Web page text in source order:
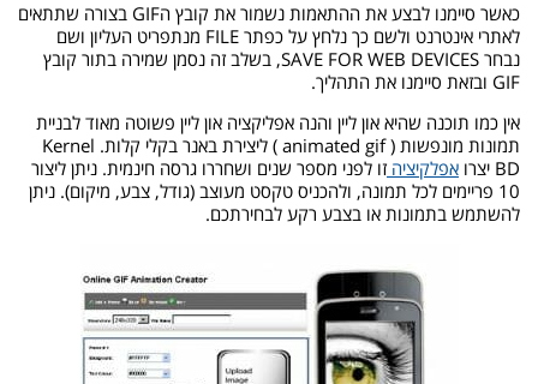
כאשר סיימנו לבצע את ההתאמות נשמור את קובץ הGIF בצורה שתתאים
לאתרי אינטרנט ולשם כך נלחץ על כפתר FILE מנתפריט העליון ושם
נבחר SAVE FOR WEB DEVICES, בשלב זה נסמן שמירה בתור קובץ
GIF ובזאת סיימנו את התהליך.
אין כמו תוכנה שהיא און ליין והנה אפליקציה און ליין פשוטה מאוד לבניית
תמונות מונפשות ( animated gif ) ליצירת באנר בקלי קלות. Kernel
BD יצרו
אפלקיציה זו לפני מספר שנים ושחררו גרסה חינמית. ניתן ליצור
10 פריימים לכל תמונה, ולהכניס טקסט מעוצב (גודל, צבע, מיקום). ניתן
להשתמש בתמונות או בצבע רקע לבחירתכם.